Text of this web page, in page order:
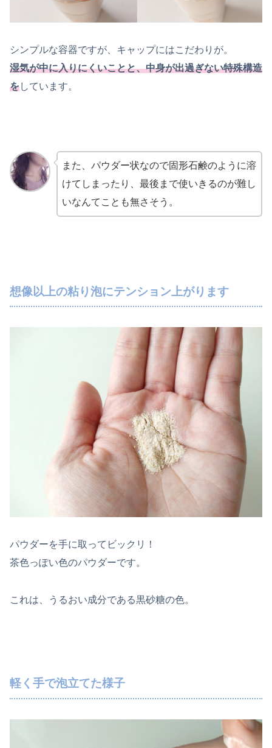
シンプルな容器ですが、キャップにはこだわりが。
湿気が中に入りにくいことと、中身が出過ぎない特殊構造
をしています。
また、パウダー状なので固形石鹸のように溶
けてしまったり、最後まで使いきるのが難し
いなんてことも無さそう。
想像以上の粘り泡にテンション上がります
パウダーを手に取ってビックリ！
茶色っぽい色のパウダーです。
これは、うるおい成分である黒砂糖の色。
軽く手で泡立てた様子